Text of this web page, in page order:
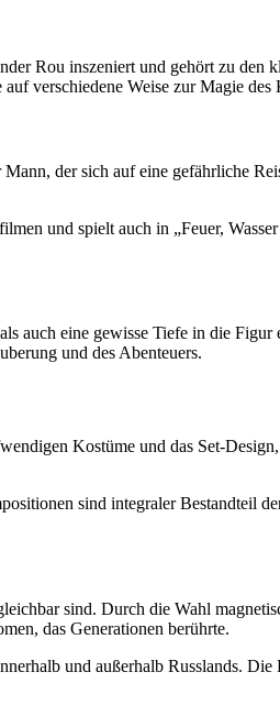
Rou inszeniert und gehört zu den
verschiedene Weise zur Magie des
der sich auf eine gefährliche
und spielt auch in „Feuer, Wasser
auch eine gewisse Tiefe in die Figur
und des Abenteuers.
Kostüme und das Set-
sind integraler Bestandteil
sind. Durch die Wahl
das Generationen berührte.
und außerhalb Russlands.